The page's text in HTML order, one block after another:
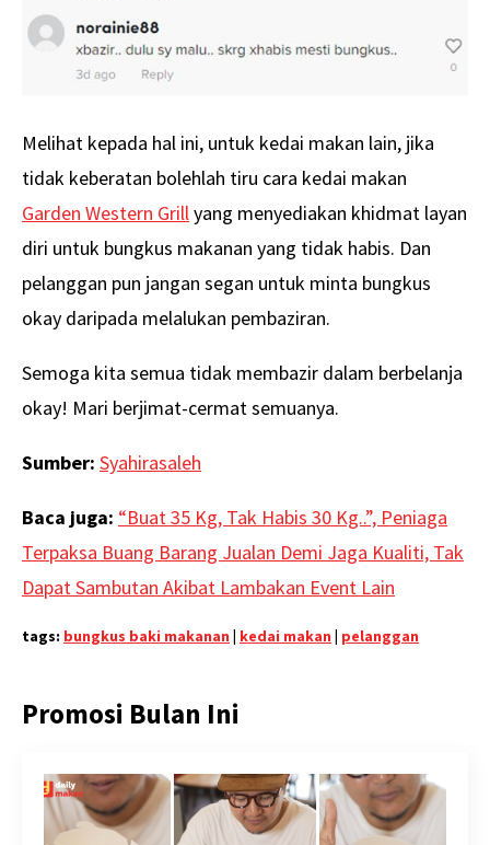
Melihat kepada hal ini, untuk kedai makan lain, jika
tidak keberatan bolehlah tiru cara kedai makan
Garden Western Grillyang menyediakan khidmat layan
diri untuk bungkus makanan yang tidak habis. Dan
pelanggan pun jangan segan untuk minta bungkus
okay daripada melalukan pembaziran.
Semoga kita semua tidak membazir dalam berbelanja
okay! Mari berjimat-cermat semuanya.
Sumber: Syahirasaleh
Baca juga: “Buat 35 Kg, Tak Habis 30 Kg..”, Peniaga
Terpaksa Buang Barang Jualan Demi Jaga Kualiti, Tak
Dapat Sambutan Akibat Lambakan Event Lain
tags: bungkus baki makanan | kedai makan | pelanggan
Promosi Bulan Ini